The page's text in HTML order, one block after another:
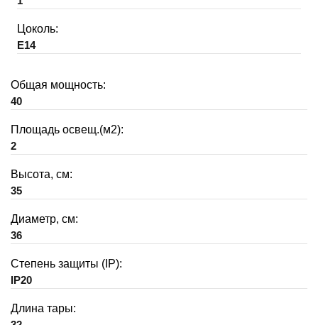
Цоколь:
E14
Общая мощность:
40
Площадь освещ.(м2):
2
Высота, см:
35
Диаметр, см:
36
Степень защиты (IP):
IP20
Длина тары: